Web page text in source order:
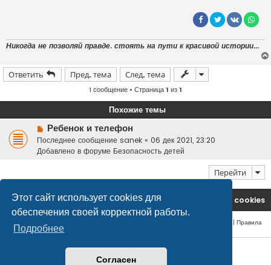
Этот сайт использует cookies для
обеспечения своей корректной работы.
Подробнее
Согласен
Никогда не позволяй правде. стоять на пути к красивой истории...
Ответить Пред. тема След. тема
1 сообщение • Страница1 из1
Похожие темы
Н
о
в
с
о
о
б
щ
е
Ребенок и телефон
Последнее сообщение sanek « 06 дек 2021, 23:20
Добавлено в форуме Безопасность детей
Перейти
На главную Удалить cookies
| Правила
© safetlaw.ru - охрана и безопасность, 2013-2026